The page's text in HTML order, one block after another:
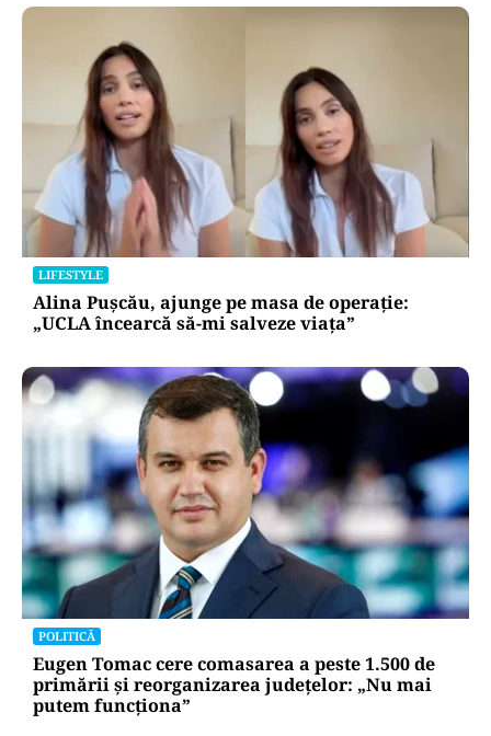
LIFESTYLE
Alina Pușcău, ajunge pe masa de operație:
„UCLA încearcă să-mi salveze viața”
POLITICĂ
Eugen Tomac cere comasarea a peste 1.500 de
primării și reorganizarea județelor: „Nu mai
putem funcționa”